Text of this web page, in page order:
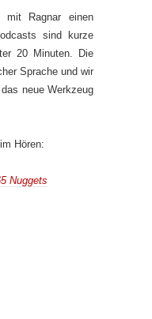
mit Ragnar einen
sind kurze
20 Minuten. Die
Sprache und wir
neue Werkzeug
Hören:
Nuggets